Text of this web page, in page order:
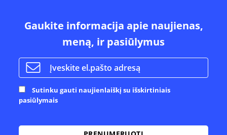
Gaukite informacija apie naujienas,
meną, ir pasiūlymus
Sutinku gauti naujienlaiškį su išskirtiniais
pasiūlymais